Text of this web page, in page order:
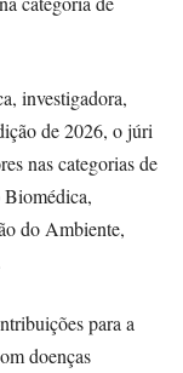
investigadora,
de 2026, o júri
nas categorias de
Biomédica,
do Ambiente,
para a
doenças